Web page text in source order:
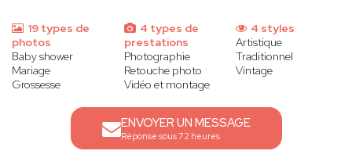
19 types de
photos
Baby shower
Mariage
Grossesse
4 types de
prestations
Photographie
Retouche photo
Vidéo et montage
4 styles
Artistique
Traditionnel
Vintage
ENVOYER UN MESSAGE
Réponse sous 72 heures